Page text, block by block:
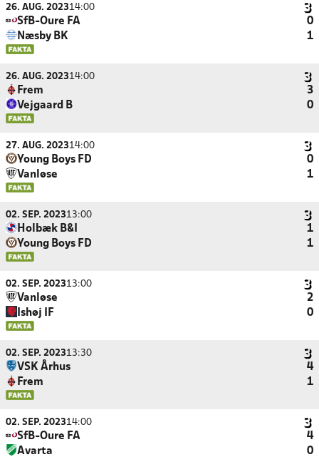
26. AUG. 202314:00
SfB-Oure FA
0
Næsby BK
1
26. AUG. 202314:00
Frem
3
Vejgaard B
0
27. AUG. 202314:00
Young Boys FD
0
Vanløse
1
02. SEP. 202313:00
Holbæk B&I
1
Young Boys FD
1
02. SEP. 202313:00
Vanløse
2
Ishøj IF
0
02. SEP. 202313:30
VSK Århus
4
Frem
1
02. SEP. 202314:00
SfB-Oure FA
4
Avarta
0